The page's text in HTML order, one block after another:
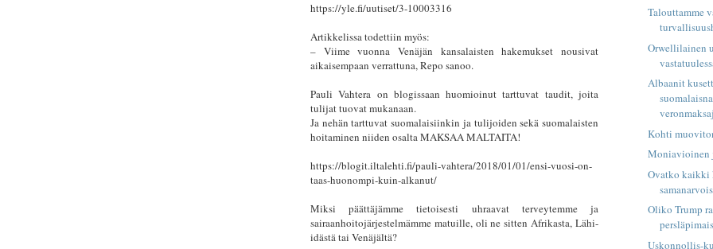
https://yle.fi/uutiset/3-10003316
Artikkelissa todettiin myös:
– Viime vuonna Venäjän kansalaisten hakemukset nousivat
aikaisempaan verrattuna, Repo sanoo.
Pauli Vahtera on blogissaan huomioinut tarttuvat taudit, joita
tulijat tuovat mukanaan.
Ja nehän tarttuvat suomalaisiinkin ja tulijoiden sekä suomalaisten
hoitaminen niiden osalta MAKSAA MALTAITA!
https://blogit.iltalehti.fi/pauli-vahtera/2018/01/01/ensi-vuosi-on-
taas-huonompi-kuin-alkanut/
Miksi päättäjämme tietoisesti uhraavat terveytemme ja
sairaanhoitojärjestelmämme matuille, oli ne sitten Afrikasta, Lähi-
idästä tai Venäjältä?
Talouttamme
Orwellilainen
Albaanit
Kohti
Moniavioinen
Ovatko
Oliko Trump
Uskonnollis-